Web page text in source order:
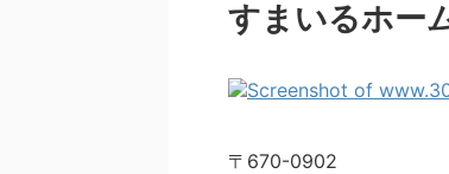
すまいるホー
〒670-0902